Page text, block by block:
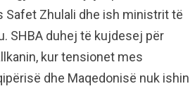
Zhulali dhe ish ministrit të
SHBA duhej të kujdesej për
kur tensionet mes
dhe Maqedonisë nuk ishin